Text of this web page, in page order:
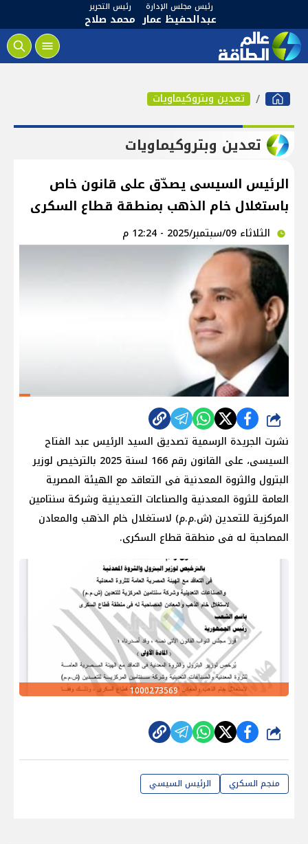
رئيس مجلس الإدارة
عبدالحفيظ عمار
رئيس التحرير
محمد صلاح
تعدين وبتروكيماويات
تعدين وبتروكيماويات
الرئيس السيسى يصدّق على قانون خاص
باستغلال خام الذهب بمنطقة قطاع السكرى
الثلاثاء 09/سبتمبر/2025 - 12:24 م
شارك
نشرت الجريدة الرسمية تصديق السيد الرئيس عبد الفتاح
السيسى، على القانون رقم 166 لسنة 2025 بالترخيص لوزير
البترول والثروة المعدنية فى التعاقد مع الهيئة المصرية
العامة للثروة المعدنية والصناعات التعدينية وشركة سنتامين
المركزية للتعدين (ش.م.م) لاستغلال خام الذهب والمعادن
المصاحبة له فى منطقة قطاع السكرى.
1000273569
شارك
منجم السكري الرئيس السيسي